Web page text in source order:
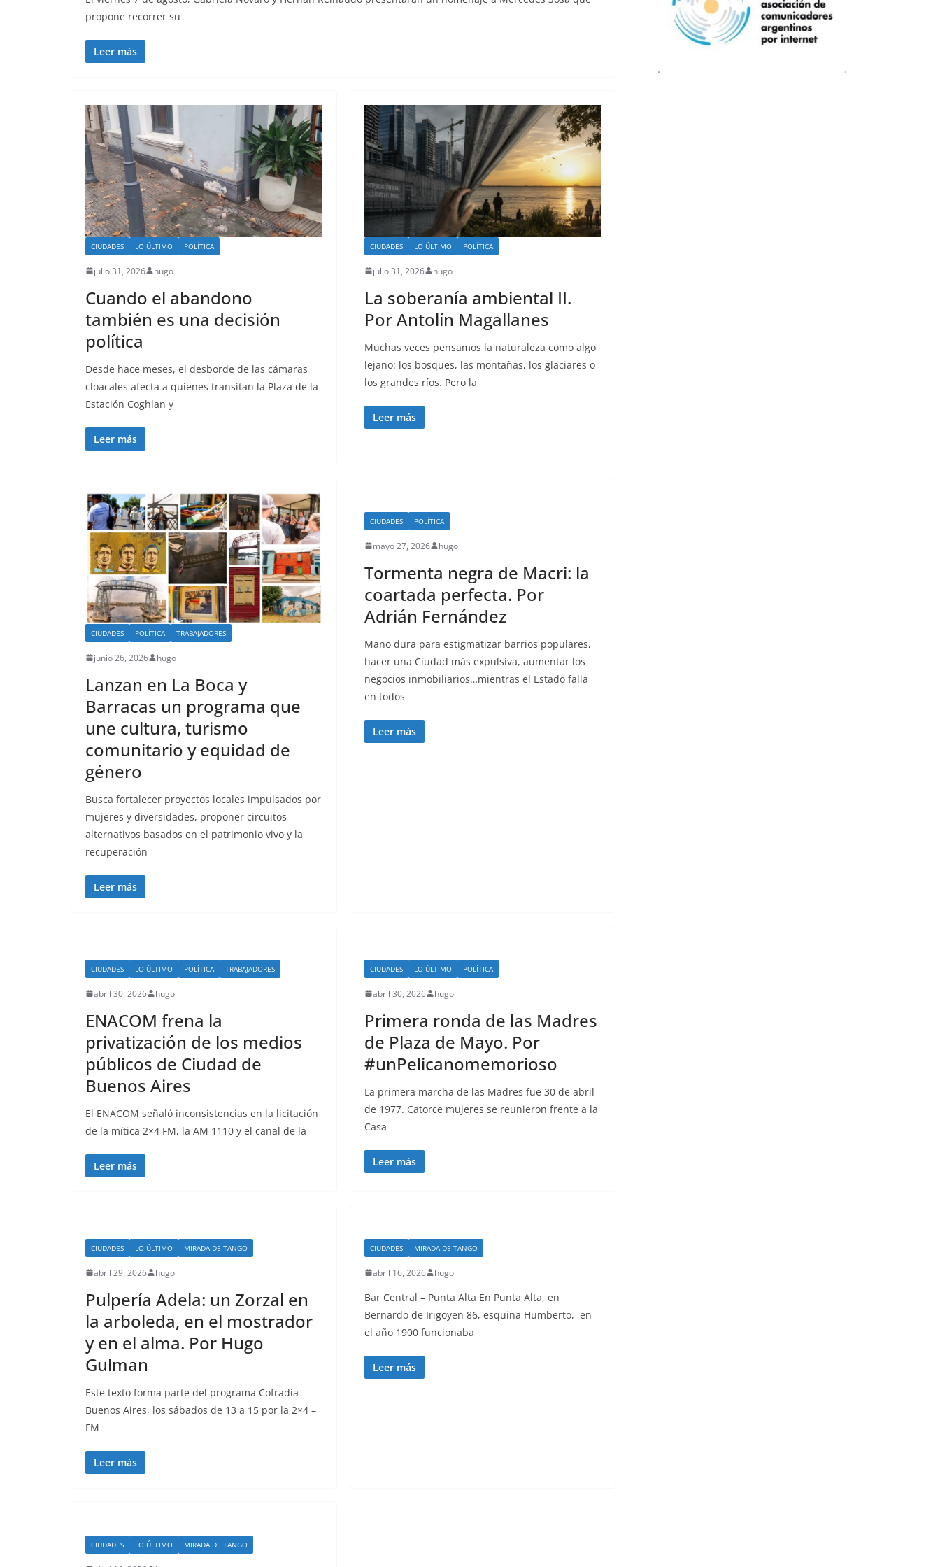
propone recorrer su
Leer más
CIUDADES LO ÚLTIMO POLÍTICA
julio 31, 2026 hugo
Cuando el abandono
también es una decisión
política
Desde hace meses, el desborde de las cámaras
cloacales afecta a quienes transitan la Plaza de la
Estación Coghlan y
Leer más
CIUDADES LO ÚLTIMO POLÍTICA
julio 31, 2026 hugo
La soberanía ambiental II.
Por Antolín Magallanes
Muchas veces pensamos la naturaleza como algo
lejano: los bosques, las montañas, los glaciares o
los grandes ríos. Pero la
Leer más
CIUDADES POLÍTICA TRABAJADORES
junio 26, 2026 hugo
Lanzan en La Boca y
Barracas un programa que
une cultura, turismo
comunitario y equidad de
género
Busca fortalecer proyectos locales impulsados por
mujeres y diversidades, proponer circuitos
alternativos basados en el patrimonio vivo y la
recuperación
Leer más
CIUDADES POLÍTICA
mayo 27, 2026 hugo
Tormenta negra de Macri: la
coartada perfecta. Por
Adrián Fernández
Mano dura para estigmatizar barrios populares,
hacer una Ciudad más expulsiva, aumentar los
negocios inmobiliarios…mientras el Estado falla
en todos
Leer más
CIUDADES LO ÚLTIMO POLÍTICA TRABAJADORES
abril 30, 2026 hugo
ENACOM frena la
privatización de los medios
públicos de Ciudad de
Buenos Aires
El ENACOM señaló inconsistencias en la licitación
de la mítica 2×4 FM, la AM 1110 y el canal de la
Leer más
CIUDADES LO ÚLTIMO POLÍTICA
abril 30, 2026 hugo
Primera ronda de las Madres
de Plaza de Mayo. Por
#unPelicanomemorioso
La primera marcha de las Madres fue 30 de abril
de 1977. Catorce mujeres se reunieron frente a la
Casa
Leer más
CIUDADES LO ÚLTIMO MIRADA DE TANGO
abril 29, 2026 hugo
Pulpería Adela: un Zorzal en
la arboleda, en el mostrador
y en el alma. Por Hugo
Gulman
Este texto forma parte del programa Cofradía
Buenos Aires, los sábados de 13 a 15 por la 2×4 –
FM
Leer más
CIUDADES MIRADA DE TANGO
abril 16, 2026 hugo
Bar Central – Punta Alta En Punta Alta, en
Bernardo de Irigoyen 86, esquina Humberto, en
el año 1900 funcionaba
Leer más
CIUDADES LO ÚLTIMO MIRADA DE TANGO